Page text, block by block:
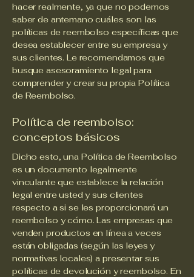
hacer realmente, ya que no podemos
saber de antemano cuáles son las
políticas de reembolso específicas que
desea establecer entre su empresa y
sus clientes. Le recomendamos que
busque asesoramiento legal para
comprender y crear su propia Política
de Reembolso.
Política de reembolso:
conceptos básicos
Dicho esto, una Política de Reembolso
es un documento legalmente
vinculante que establece la relación
legal entre usted y sus clientes
respecto a si se les proporcionará un
reembolso y cómo. Las empresas que
venden productos en línea a veces
están obligadas (según las leyes y
normativas locales) a presentar sus
políticas de devolución y reembolso. En